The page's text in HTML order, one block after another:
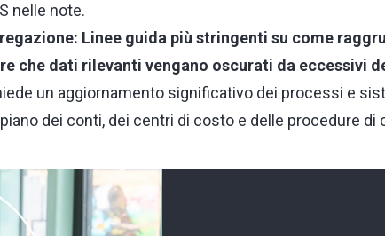
nelle note.
Linee guida più stringenti su come
che dati rilevanti vengano oscurati da eccessivi
un aggiornamento significativo dei processi e
dei conti, dei centri di costo e delle procedure di